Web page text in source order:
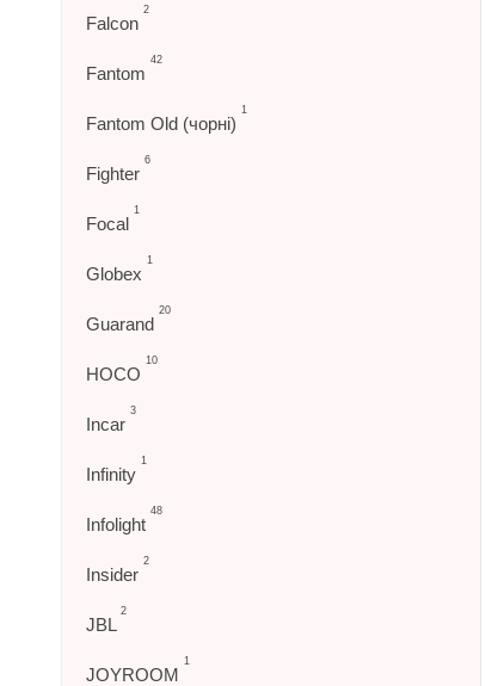
Falcon
2
Fantom
42
Fantom Old (чорні)
1
Fighter
6
Focal
1
Globex
1
Guarand
20
HOCO
10
Incar
3
Infinity
1
Infolight
48
Insider
2
JBL
2
JOYROOM
1